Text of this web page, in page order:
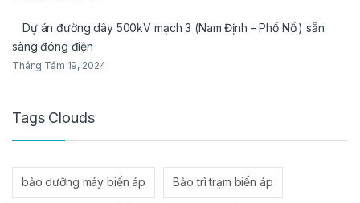
Dự án đường dây 500kV mạch 3 (Nam Định – Phố Nối) sẵn
sàng đóng điện
Tháng Tám 19, 2024
Tags Clouds
bảo dưỡng máy biến áp Bảo trì trạm biến áp